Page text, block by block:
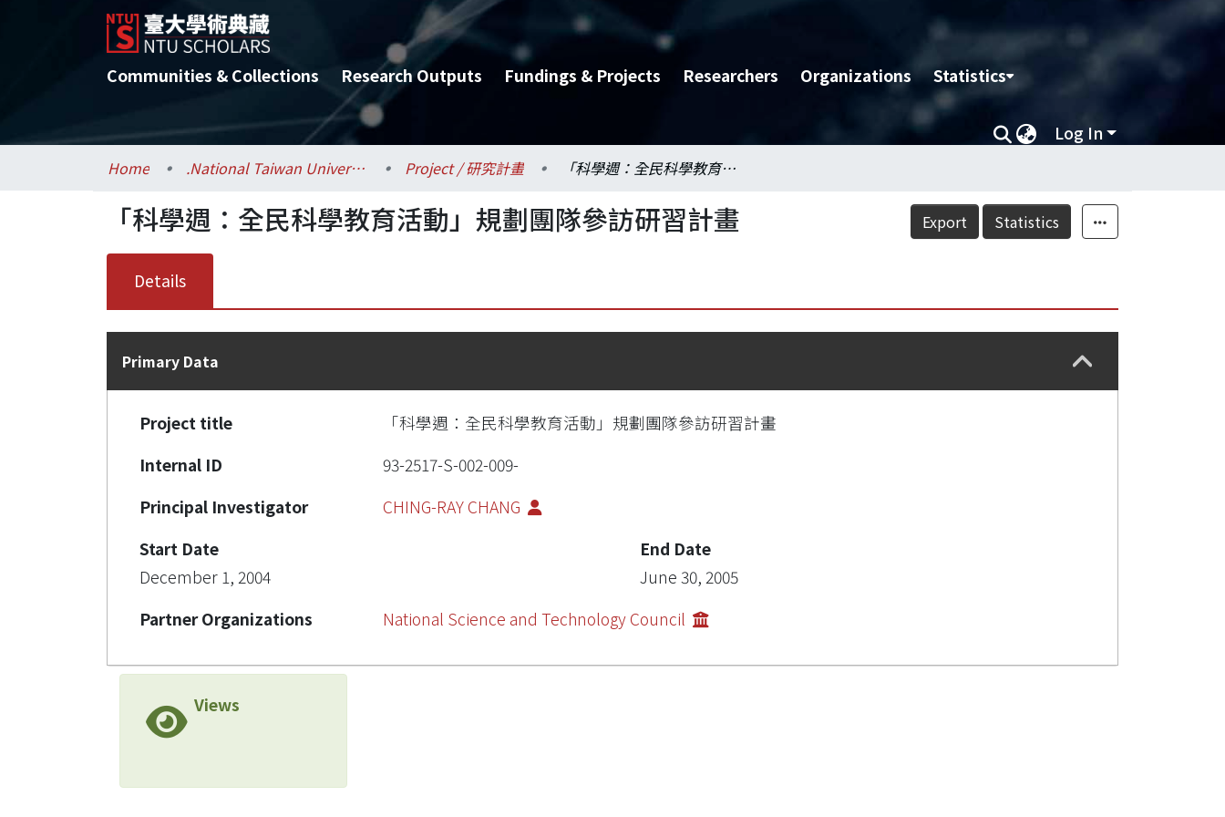
Communities & Collections Research Outputs Fundings & Projects Researchers Organizations Statistics
Log In
Home .National Taiwan University / 國立臺灣大學 Project / 研究計畫 「科學週：全民科學教育活動」規劃團隊參訪研習計畫
Export Statistics
「科學週：全民科學教育活動」規劃團隊參訪研習計畫
Details
Primary Data
Project title
「科學週：全民科學教育活動」規劃團隊參訪研習計畫
Internal ID
93-2517-S-002-009-
Principal Investigator
CHING-RAY CHANG
Start Date
December 1, 2004
End Date
June 30, 2005
Partner Organizations
National Science and Technology Council
Views